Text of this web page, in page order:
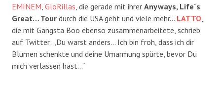
EMINEM GloRillas , die gerade mit ihrer Anyways, Life´s
Great… Tour durch die USA geht und viele mehr… LATTO
die mit Gangsta Boo ebenso zusammenarbeitete, schrieb
auf Twitter: „Du warst anders… Ich bin froh, dass ich dir
Blumen schenkte und deine Umarmung spürte, bevor Du
mich verlassen hast…“